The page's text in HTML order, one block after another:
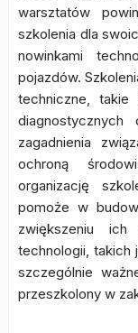
warsztatów
szkolenia dla
nowinkami
pojazdów.
techniczne, takie
zagadnienia
ochroną
organizację
pomoże w
zwiększeniu
technologii, takich
szczególnie
przeszkolony w